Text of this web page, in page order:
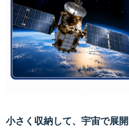
小さく収納して、宇宙で展開